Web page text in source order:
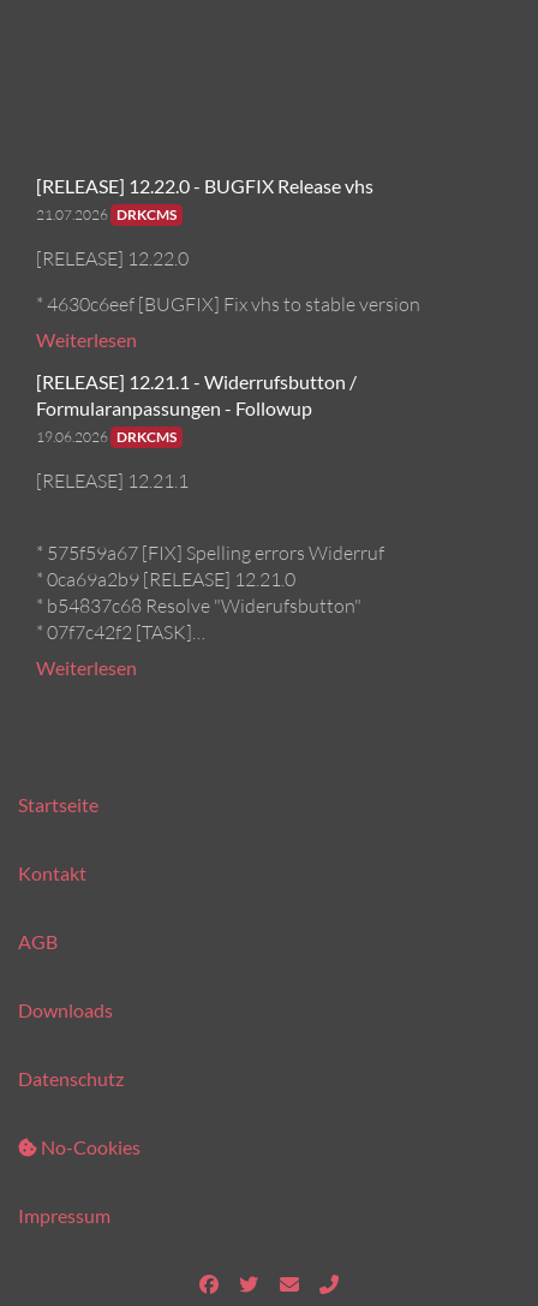
[RELEASE] 12.22.0 - BUGFIX Release vhs
21.07.2026 DRKCMS
[RELEASE] 12.22.0
* 4630c6eef [BUGFIX] Fix vhs to stable version
Weiterlesen
[RELEASE] 12.21.1 - Widerrufsbutton /
Formularanpassungen - Followup
19.06.2026 DRKCMS
[RELEASE] 12.21.1
* 575f59a67 [FIX] Spelling errors Widerruf
* 0ca69a2b9 [RELEASE] 12.21.0
* b54837c68 Resolve "Widerufsbutton"
* 07f7c42f2 [TASK]…
Weiterlesen
Startseite
Kontakt
AGB
Downloads
Datenschutz
No-Cookies
Impressum